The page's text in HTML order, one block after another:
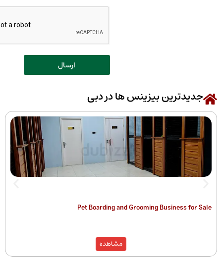
بیزینس ها در دبی
Pet Boarding and Grooming